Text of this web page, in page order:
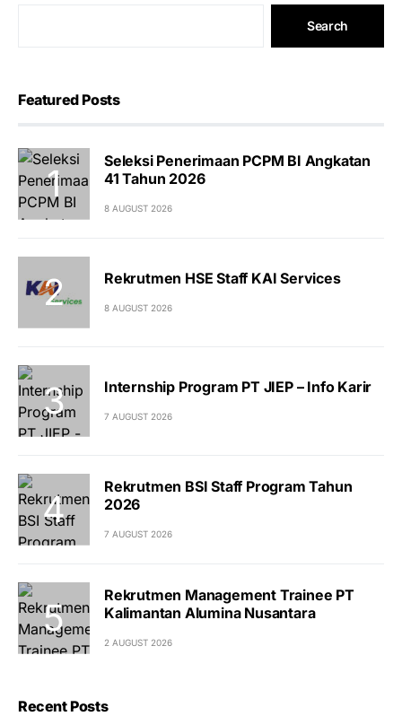
Search
Featured Posts
Seleksi Penerimaan PCPM BI Angkatan
41 Tahun 2026
8 AUGUST 2026
Rekrutmen HSE Staff KAI Services
8 AUGUST 2026
Internship Program PT JIEP – Info Karir
7 AUGUST 2026
Rekrutmen BSI Staff Program Tahun
2026
7 AUGUST 2026
Rekrutmen Management Trainee PT
Kalimantan Alumina Nusantara
2 AUGUST 2026
Recent Posts